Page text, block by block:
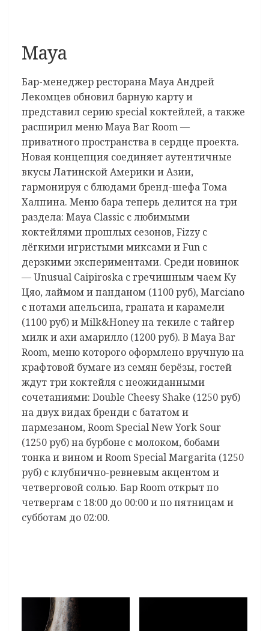
Maya
Бар-менеджер ресторана Maya Андрей
Лекомцев обновил барную карту и
представил серию special коктейлей, а также
расширил меню Maya Bar Room —
приватного пространства в сердце проекта.
Новая концепция соединяет аутентичные
вкусы Латинской Америки и Азии,
гармонируя с блюдами бренд-шефа Тома
Халпина. Меню бара теперь делится на три
раздела: Maya Classic с любимыми
коктейлями прошлых сезонов, Fizzy с
лёгкими игристыми миксами и Fun с
дерзкими экспериментами. Среди новинок
— Unusual Caipiroska с гречишным чаем Ку
Цяо, лаймом и панданом (1100 руб), Marciano
с нотами апельсина, граната и карамели
(1100 руб) и Milk&Honey на текиле с тайгер
милк и ахи амарилло (1200 руб). В Maya Bar
Room, меню которого оформлено вручную на
крафтовой бумаге из семян берёзы, гостей
ждут три коктейля с неожиданными
сочетаниями: Double Cheesy Shake (1250 руб)
на двух видах бренди с бататом и
пармезаном, Room Special New York Sour
(1250 руб) на бурбоне с молоком, бобами
тонка и вином и Room Special Margarita (1250
руб) с клубнично-ревневым акцентом и
четверговой солью. Бар Room открыт по
четвергам с 18:00 до 00:00 и по пятницам и
субботам до 02:00.